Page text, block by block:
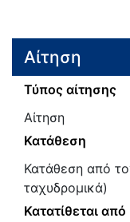
Αίτηση
Τύπος αίτησης
Αίτηση
Κατάθεση
Κατάθεση από
ταχυδρομικά)
Κατατίθεται από